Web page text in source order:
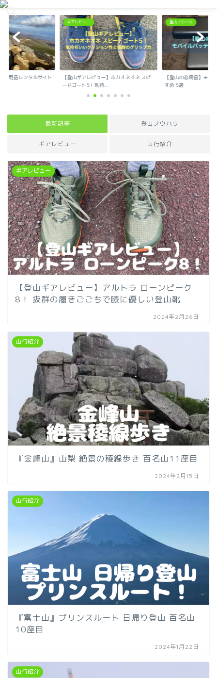
登山で生活を豊かに
アレビュー
山ギアレビュー】ホカオネオネ スピ
登山ノウハウ
【登山の必需品】モバイルバッテリーおす
すめ 5選
雷のウ
最新記事 登山ノウハウ
ギアレビュー 山行紹介
ギアレビュー
【登山ギアレビュー】アルトラ ローンピーク
8！ 抜群の履きごごちで膝に優しい登山靴
2024年2月26日
山行紹介
『金峰山』山梨 絶景の稜線歩き 百名山11座目
2024年2月15日
山行紹介
『富士山』プリンスルート 日帰り登山 百名山
10座目
2024年1月22日
山行紹介